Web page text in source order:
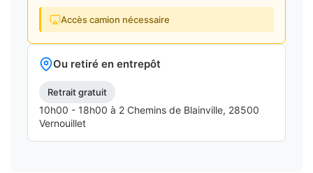
Accès camion nécessaire
Ou retiré en entrepôt
Retrait gratuit
10h00 - 18h00 à 2 Chemins de Blainville, 28500
Vernouillet